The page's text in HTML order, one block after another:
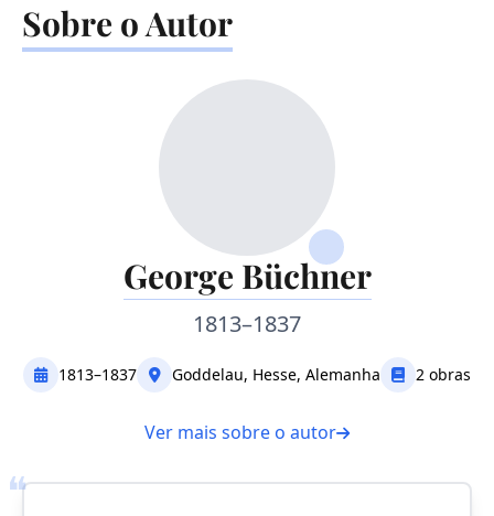
Sobre o Autor
George Büchner
1813–1837
1813–1837 Goddelau, Hesse, Alemanha 2 obras
Ver mais sobre o autor
❝